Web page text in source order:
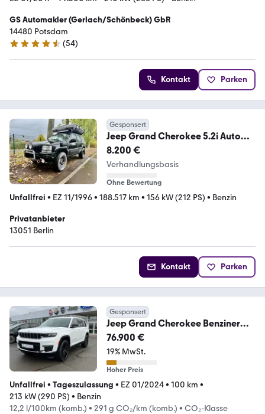
GS Automakler (Gerlach/Schönbeck) GbR
14480 Potsdam
4.4 Sterne
(54)
Kontakt Parken
Gesponsert
Jeep Grand Cherokee 5.2i Auto
Limited Limited
8.200 €
Verhandlungsbasis
Ohne Bewertung
Unfallfrei • EZ 11/1996• 188.517 km • 156 kW (212 PS) • Benzin
Privatanbieter
13051 Berlin
Kontakt Parken
Gesponsert
Jeep Grand Cherokee Benziner
Limited L 3,6 V6 4x4
76.900 €
19% MwSt.
Hoher Preis
Unfallfrei • Tageszulassung • EZ 01/2024• 100 km •
213 kW (290 PS) • Benzin
12,2 l/100km (komb.) • 291 g CO₂/km (komb.) • CO₂-Klasse